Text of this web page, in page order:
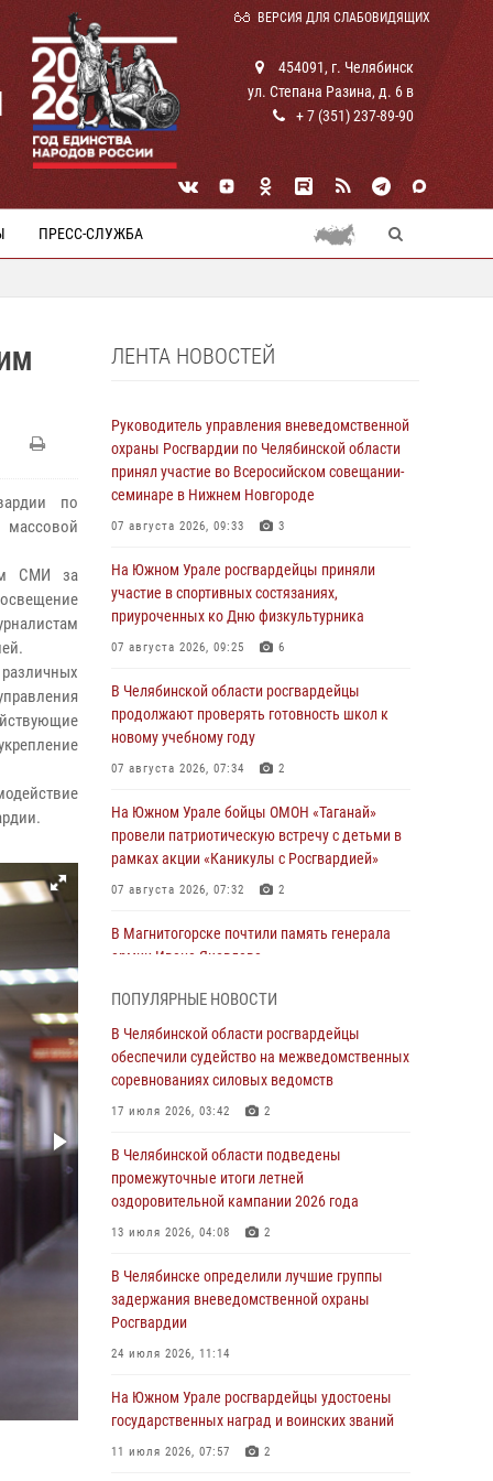
ВЕРСИЯ ДЛЯ СЛАБОВИДЯЩИХ
454091, г. Челябинск
ул. Степана Разина, д. 6 в
+ 7 (351) 237-89-90
ПРЕСС-СЛУЖБА
по
СМИ за
ЛЕНТА НОВОСТЕЙ
Руководитель управления вневедомственной
охраны Росгвардии по Челябинской области
принял участие во Всеросийском совещании-
семинаре в Нижнем Новгороде
07 августа 2026, 09:33 3
На Южном Урале росгвардейцы приняли
участие в спортивных состязаниях,
приуроченных ко Дню физкультурника
07 августа 2026, 09:25 6
В Челябинской области росгвардейцы
продолжают проверять готовность школ к
новому учебному году
07 августа 2026, 07:34 2
На Южном Урале бойцы ОМОН «Таганай»
провели патриотическую встречу с детьми в
рамках акции «Каникулы с Росгвардией»
07 августа 2026, 07:32 2
В Магнитогорске почтили память генерала
армии Ивана Яковлева
В Магнитогорске сотрудники Росгвардии
задержали рецидивиста за хищение алкоголя
из супермаркета
05 августа 2026, 06:06
На Южном Урале спецназ Росгвардии провел
военно-полевые сборы для кадетов
04 августа 2026, 10:03 1
воров в Челябинске
04 августа 2026, 10:00
На Южном Урале сотрудники Росгвардии
убийства
03 августа 2026, 11:41
ПОПУЛЯРНЫЕ НОВОСТИ
В Челябинской области росгвардейцы
обеспечили судейство на межведомственных
соревнованиях силовых ведомств
17 июля 2026, 03:42 2
В Челябинской области подведены
промежуточные итоги летней
оздоровительной кампании 2026 года
13 июля 2026, 04:08 2
В Челябинске определили лучшие группы
задержания вневедомственной охраны
Росгвардии
24 июля 2026, 11:14
На Южном Урале росгвардейцы удостоены
государственных наград и воинских званий
11 июля 2026, 07:57 2